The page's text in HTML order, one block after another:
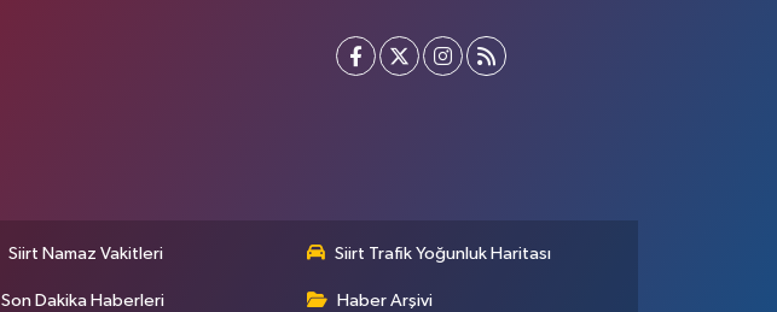
Siirt Namaz Vakitleri Siirt Trafik Yoğunluk Haritası
Son Dakika Haberleri Haber Arşivi